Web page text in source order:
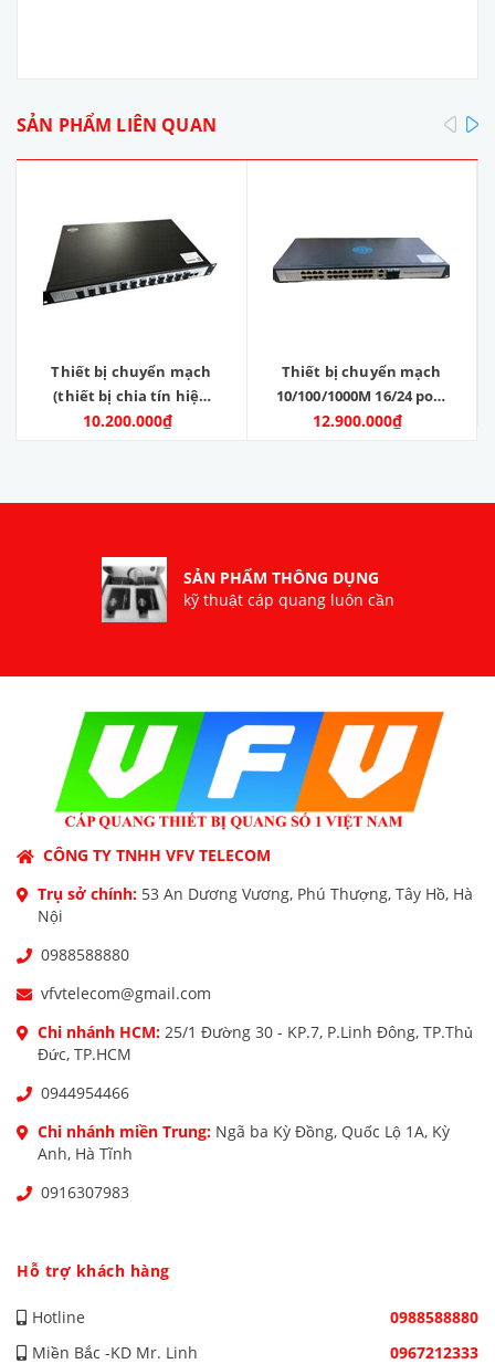
SẢN PHẨM LIÊN QUAN
Thiết bị chuyển mạch
(thiết bị chia tín hiệu
mạng) Gigabit 24 port
10.200.000₫
Thiết bị chuyển mạch
10/100/1000M 16/24 port
1000 4 port x SFP.
12.900.000₫
SẢN PHẨM THÔNG DỤNG
kỹ thuật cáp quang luôn cần
CÔNG TY TNHH VFV TELECOM
Trụ sở chính: 53 An Dương Vương, Phú Thượng, Tây Hồ, Hà
Nội
0988588880
vfvtelecom@gmail.com
Chi nhánh HCM: 25/1 Đường 30 - KP.7, P.Linh Đông, TP.Thủ
Đức, TP.HCM
0944954466
Chi nhánh miền Trung: Ngã ba Kỳ Đồng, Quốc Lộ 1A, Kỳ
Anh, Hà Tĩnh
0916307983
Hỗ trợ khách hàng
Hotline
0988588880
Miền Bắc -KD Mr. Linh
0967212333